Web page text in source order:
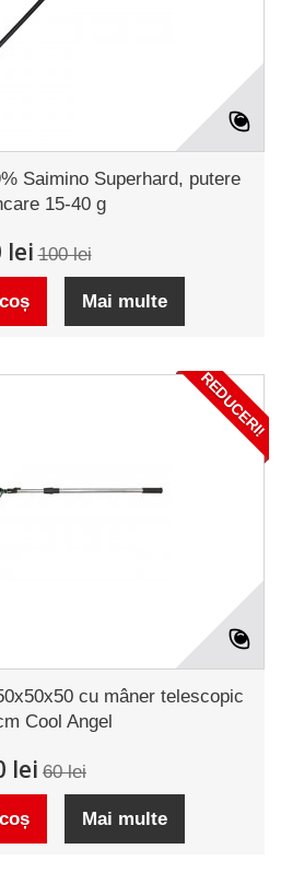
Saimino Superhard, putere
15-40 g
lei 100 lei
Mai multe
REDUCERI!
cu mâner telescopic
Cool Angel
lei 60 lei
Mai multe